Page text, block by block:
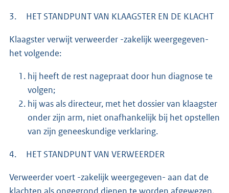
3. HET STANDPUNT VAN KLAAGSTER EN DE KLACHT
Klaagster verwijt verweerder -zakelijk weergegeven-
het volgende:
hij heeft de rest nagepraat door hun diagnose te
volgen;
hij was als directeur, met het dossier van klaagster
onder zijn arm, niet onafhankelijk bij het opstellen
van zijn geneeskundige verklaring.
4. HET STANDPUNT VAN VERWEERDER
Verweerder voert -zakelijk weergegeven- aan dat de